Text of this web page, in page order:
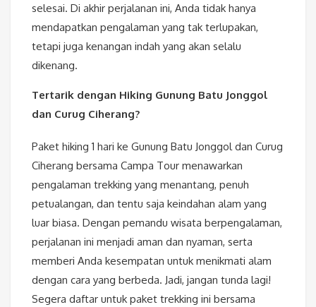
selesai. Di akhir perjalanan ini, Anda tidak hanya
mendapatkan pengalaman yang tak terlupakan,
tetapi juga kenangan indah yang akan selalu
dikenang.
Tertarik dengan Hiking Gunung Batu Jonggol
dan Curug Ciherang?
Paket hiking 1 hari ke Gunung Batu Jonggol dan Curug
Ciherang bersama Campa Tour menawarkan
pengalaman trekking yang menantang, penuh
petualangan, dan tentu saja keindahan alam yang
luar biasa. Dengan pemandu wisata berpengalaman,
perjalanan ini menjadi aman dan nyaman, serta
memberi Anda kesempatan untuk menikmati alam
dengan cara yang berbeda. Jadi, jangan tunda lagi!
Segera daftar untuk paket trekking ini bersama